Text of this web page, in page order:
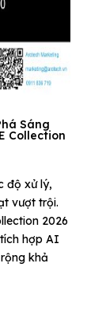
Sáng
Collection
độ xử lý,
vượt trội.
2026
hợp AI
khả